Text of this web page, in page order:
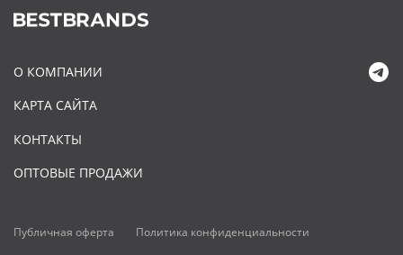
О КОМПАНИИ
КАРТА САЙТА
КОНТАКТЫ
ОПТОВЫЕ ПРОДАЖИ
Публичная оферта Политика конфиденциальности